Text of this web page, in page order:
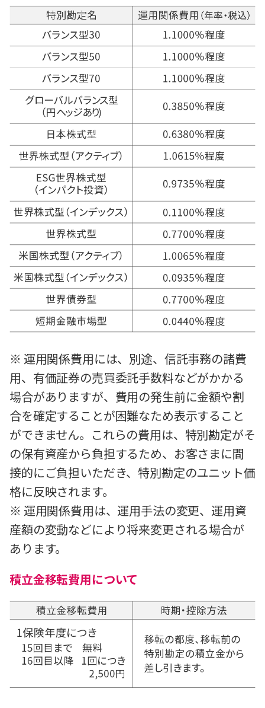
※ 運用関係費用には、別途、信託事務の諸費
用、有価証券の売買委託手数料などがかかる
場合がありますが、費用の発生前に金額や割
合を確定することが困難なため表示すること
ができません。これらの費用は、特別勘定がそ
の保有資産から負担するため、お客さまに間
接的にご負担いただき、特別勘定のユニット価
格に反映されます。
※ 運用関係費用は、運用手法の変更、運用資
産額の変動などにより将来変更される場合が
あります。
積立金移転費用について